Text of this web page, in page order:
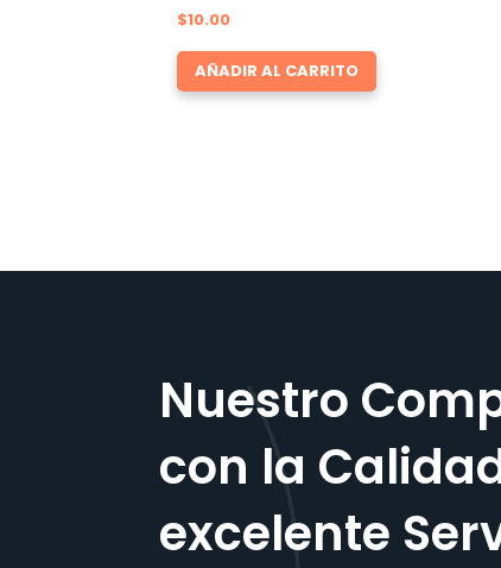
$10.00
AÑADIR AL CARRITO
Nuestro
con la
excelente